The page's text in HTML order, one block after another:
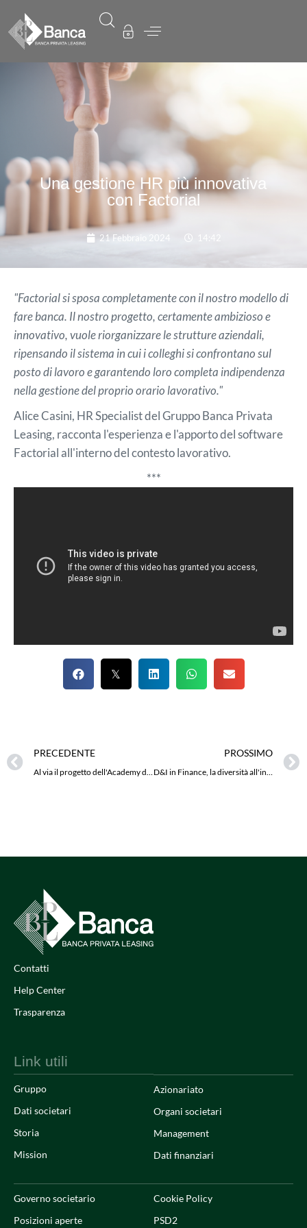
Una gestione HR più innovativa
con Factorial
21 Febbraio 2024 14:42
"Factorial si sposa completamente con il nostro modello di
fare banca. Il nostro progetto, certamente ambizioso e
innovativo, vuole riorganizzare le strutture aziendali,
ripensando il sistema in cui i colleghi si confrontano sul
posto di lavoro e garantendo loro completa indipendenza
nella gestione del proprio orario lavorativo."
Alice Casini, HR Specialist del Gruppo Banca Privata
Leasing, racconta l'esperienza e l'apporto del software
Factorial all'interno del contesto lavorativo.
***
PRECEDENTE
Al via il progetto dell'Academy di ADV Family
PROSSIMO
D&I in Finance, la diversità all'interno della banca
Contatti
Help Center
Trasparenza
Link utili
Gruppo
Dati societari
Storia
Mission
Azionariato
Organi societari
Management
Dati finanziari
Governo societario
Posizioni aperte
Cookie Policy
PSD2